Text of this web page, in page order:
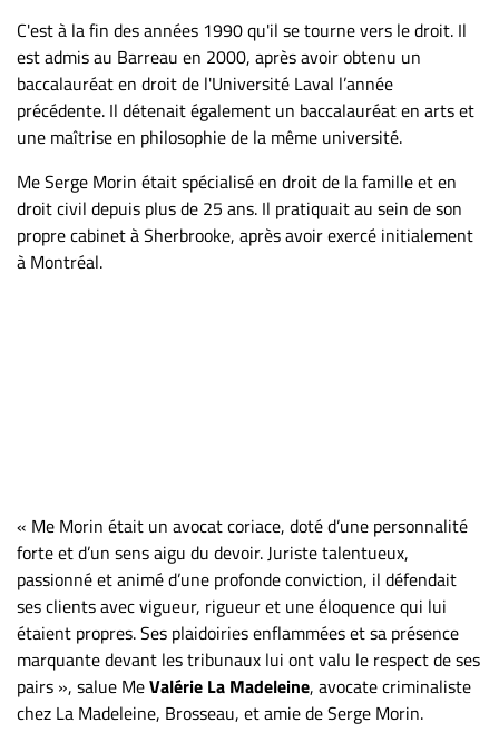
entreprises
Page
entreprises
Publier
emploi
Publicité
Solutions de
Infolettre
S’abonner
FAQ
Politique de
confidentialité
C'est à la fin des années 1990 qu'il se tourne vers le droit. Il
est admis au Barreau en 2000, après avoir obtenu un
baccalauréat en droit de l'Université Laval l’année
précédente. Il détenait également un baccalauréat en arts et
une maîtrise en philosophie de la même université.
Me Serge Morin était spécialisé en droit de la famille et en
droit civil depuis plus de 25 ans. Il pratiquait au sein de son
propre cabinet à Sherbrooke, après avoir exercé initialement
à Montréal.
« Me Morin était un avocat coriace, doté d’une personnalité
forte et d’un sens aigu du devoir. Juriste talentueux,
passionné et animé d’une profonde conviction, il défendait
ses clients avec vigueur, rigueur et une éloquence qui lui
étaient propres. Ses plaidoiries enflammées et sa présence
marquante devant les tribunaux lui ont valu le respect de ses
pairs », salue MeValérie La Madeleine, avocate criminaliste
chez La Madeleine, Brosseau, et amie de Serge Morin.